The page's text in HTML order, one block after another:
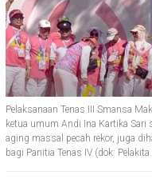
Pelaksanaan Tenas III Smansa
ketua umum Andi Ina Kartika
aging massal pecah rekor, juga
bagi Panitia Tenas IV (dok: